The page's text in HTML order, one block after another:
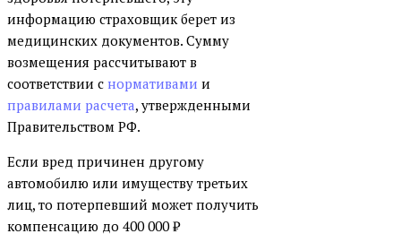
информацию страховщик берет из
медицинских документов. Сумму
возмещения рассчитывают в
соответствии с нормативами и
правилами расчета, утвержденными
Правительством РФ.
Если вред причинен другому
автомобилю или имуществу третьих
лиц, то потерпевший может получить
компенсацию до 400 000 ₽